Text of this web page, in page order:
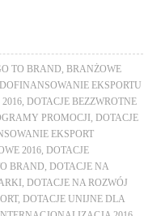
TO BRAND ,BRANŻOWE
DOFINANSOWANIE EKSPORTU
,DOTACJE BEZZWROTNE
PROMOCJI ,DOTACJE
EKSPORT
2016 ,DOTACJE
BRAND ,DOTACJE NA
,DOTACJE NA ROZWÓJ
,DOTACJE UNIJNE DLA